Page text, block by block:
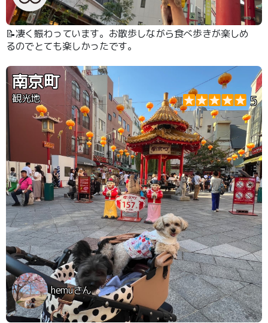
📝凄く賑わっています。お散歩しながら食べ歩きが楽しめ
るのでとても楽しかったです。
南京町
観光地 5
hemuさん